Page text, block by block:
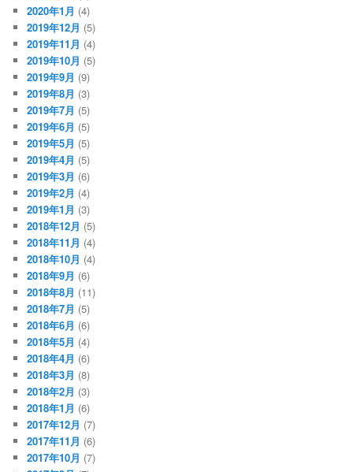
2020年1月 (4)
2019年12月 (5)
2019年11月 (4)
2019年10月 (5)
2019年9月 (9)
2019年8月 (3)
2019年7月 (5)
2019年6月 (5)
2019年5月 (5)
2019年4月 (5)
2019年3月 (6)
2019年2月 (4)
2019年1月 (3)
2018年12月 (5)
2018年11月 (4)
2018年10月 (4)
2018年9月 (6)
2018年8月 (11)
2018年7月 (5)
2018年6月 (6)
2018年5月 (4)
2018年4月 (6)
2018年3月 (8)
2018年2月 (3)
2018年1月 (6)
2017年12月 (7)
2017年11月 (6)
2017年10月 (7)